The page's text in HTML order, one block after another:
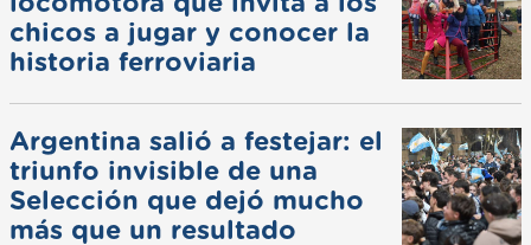
chicos a jugar y conocer la
historia ferroviaria
Argentina salió a festejar: el
triunfo invisible de una
Selección que dejó mucho
más que un resultado